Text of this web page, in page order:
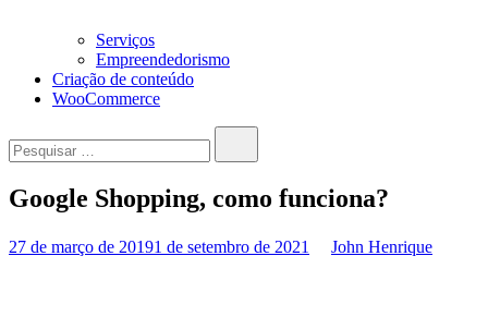
Serviços
Empreendedorismo
Criação de conteúdo
WooCommerce
Google Shopping, como funciona?
27 de março de 20191 de setembro de 2021 John Henrique